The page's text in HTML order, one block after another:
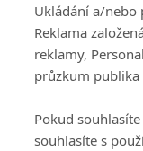
Ukládání a/nebo
Reklama
reklamy,
průzkum publika
Pokud
souhlasíte s